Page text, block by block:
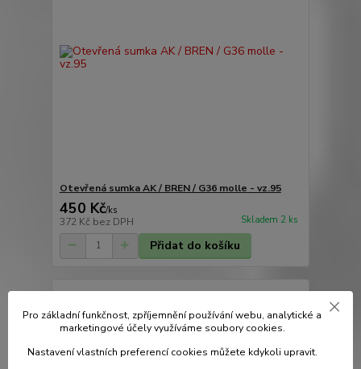
Otevřená sumka AK / BREN / G36 molle - vz.95
450 Kč/ks
372 Kč bez DPH Skladem 2 ks
Přidat do košíku
Pro základní funkčnost, zpříjemnění používání webu, analytické a
marketingové účely využíváme soubory cookies.
Nastavení vlastních preferencí cookies můžete kdykoli upravit.